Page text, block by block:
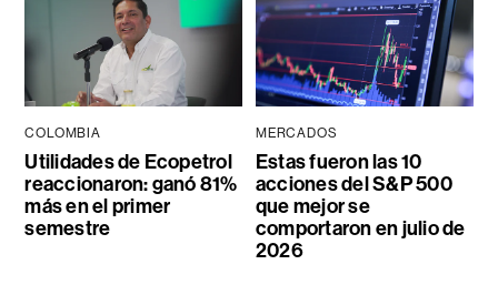
COLOMBIA
Utilidades de Ecopetrol
reaccionaron: ganó 81%
más en el primer
semestre
MERCADOS
Estas fueron las 10
acciones del S&P 500
que mejor se
comportaron en julio de
2026